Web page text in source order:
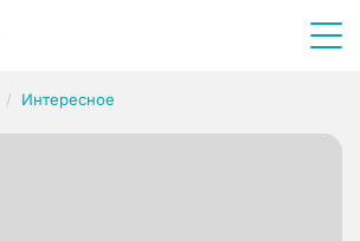
Интересное